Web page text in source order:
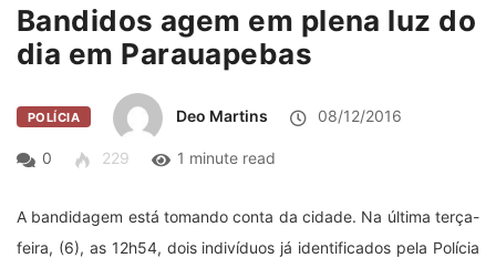
Bandidos agem em plena luz do
dia em Parauapebas
POLÍCIA Deo Martins 08/12/2016
0 229 1 minute read
A bandidagem está tomando conta da cidade. Na última terça-
feira, (6), as 12h54, dois indivíduos já identificados pela Polícia